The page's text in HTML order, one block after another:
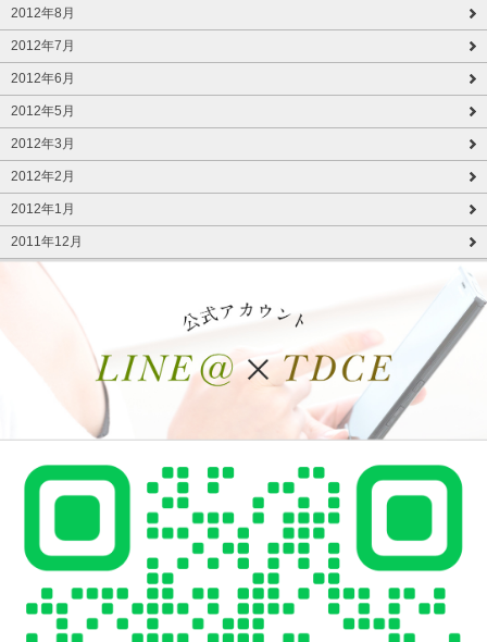
2012年8月
2012年7月
2012年6月
2012年5月
2012年3月
2012年2月
2012年1月
2011年12月